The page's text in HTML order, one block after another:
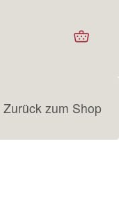
Zurück zum Shop